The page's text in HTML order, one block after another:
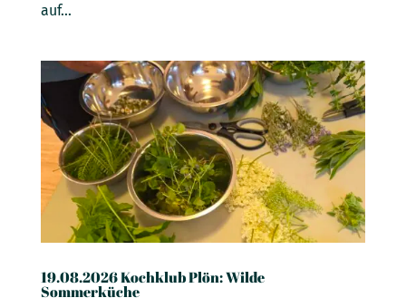
auf...
19.08.2026 Kochklub Plön: Wilde
Sommerküche